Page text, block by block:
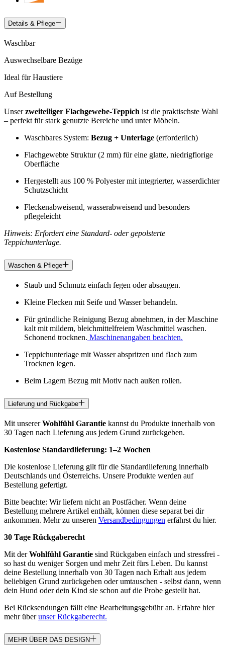
Details & Pflege
Waschbar
Auswechselbare Bezüge
Ideal für Haustiere
Auf Bestellung
Unserzweiteiliger Flachgewebe-Teppich ist die praktischste Wahl
– perfekt für stark genutzte Bereiche und unter Möbeln.
Waschbares System: Bezug + Unterlage (erforderlich)
Flachgewebte Struktur (2 mm) für eine glatte, niedrigflorige
Oberfläche
Hergestellt aus 100 % Polyester mit integrierter, wasserdichter
Schutzschicht
Fleckenabweisend, wasserabweisend und besonders
pflegeleicht
Hinweis: Erfordert eine Standard- oder gepolsterte
Teppichunterlage.
Waschen & Pflege
Staub und Schmutz einfach fegen oder absaugen.
Kleine Flecken mit Seife und Wasser behandeln.
Für gründliche Reinigung Bezug abnehmen, in der Maschine
kalt mit mildem, bleichmittelfreiem Waschmittel waschen.
Schonend trocknen. Maschinenangaben beachten.
Teppichunterlage mit Wasser abspritzen und flach zum
Trocknen legen.
Beim Lagern Bezug mit Motiv nach außen rollen.
Lieferung und Rückgabe
Mit unsererWohlfühl Garantie kannst du Produkte innerhalb von
30 Tagen nach Lieferung aus jedem Grund zurückgeben.
Kostenlose Standardlieferung: 1–2 Wochen
Die kostenlose Lieferung gilt für die Standardlieferung innerhalb
Deutschlands und Österreichs. Unsere Produkte werden auf
Bestellung gefertigt.
Bitte beachte: Wir liefern nicht an Postfächer. Wenn deine
Bestellung mehrere Artikel enthält, können diese separat bei dir
ankommen. Mehr zu unseren Versandbedingungen erfährst du hier.
30 Tage Rückgaberecht
Mit derWohlfühl Garantie sind Rückgaben einfach und stressfrei -
so hast du weniger Sorgen und mehr Zeit fürs Leben. Du kannst
deine Bestellung innerhalb von 30 Tagen nach Erhalt aus jedem
beliebigen Grund zurückgeben oder umtauschen - selbst dann, wenn
dein Hund oder dein Kind sie schon auf die Probe gestellt hat.
Bei Rücksendungen fällt eine Bearbeitungsgebühr an. Erfahre hier
mehr überunser Rückgaberecht.
MEHR ÜBER DAS DESIGN